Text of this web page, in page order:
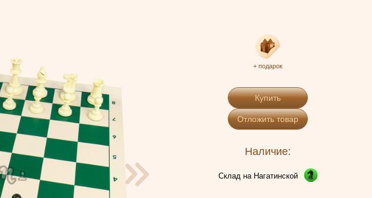
+ подарок
Купить
Отложить товар
Наличие:
Склад на Нагатинской